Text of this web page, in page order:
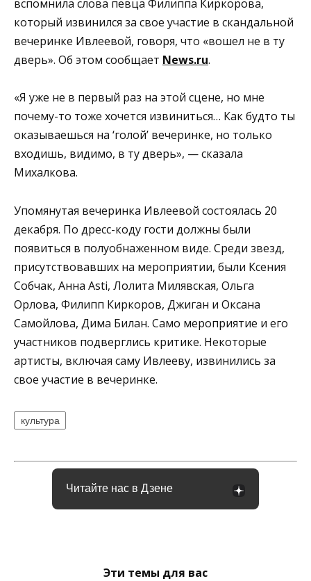
вспомнила слова певца Филиппа Киркорова,
который извинился за свое участие в скандальной
вечеринке Ивлеевой, говоря, что «вошел не в ту
дверь». Об этом сообщает News.ru.
«Я уже не в первый раз на этой сцене, но мне
почему-то тоже хочется извиниться… Как будто ты
оказываешься на ‘голой’ вечеринке, но только
входишь, видимо, в ту дверь», — сказала
Михалкова.
Упомянутая вечеринка Ивлеевой состоялась 20
декабря. По дресс-коду гости должны были
появиться в полуобнаженном виде. Среди звезд,
присутствовавших на мероприятии, были Ксения
Собчак, Анна Asti, Лолита Милявская, Ольга
Орлова, Филипп Киркоров, Джиган и Оксана
Самойлова, Дима Билан. Само мероприятие и его
участников подверглись критике. Некоторые
артисты, включая саму Ивлееву, извинились за
свое участие в вечеринке.
культура
Читайте нас в Дзене
Эти темы для вас